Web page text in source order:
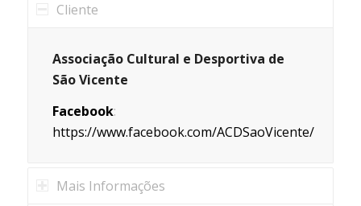
Cliente
Associação Cultural e Desportiva de
São Vicente
Facebook:
https://www.facebook.com/ACDSaoVicente/
Mais Informações